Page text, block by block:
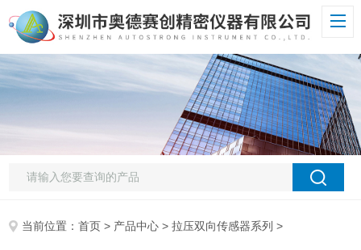
当前位置：首页 > 产品中心 >拉压双向传感器系列 >